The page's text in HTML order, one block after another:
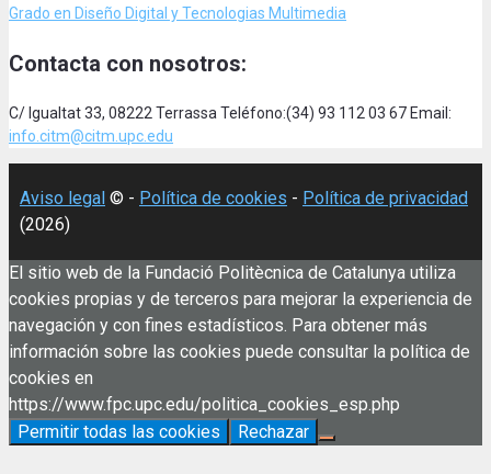
Grado en Diseño Digital y Tecnologias Multimedia
Contacta con nosotros:
C/ Igualtat 33, 08222 Terrassa Teléfono:(34) 93 112 03 67 Email:
info.citm@citm.upc.edu
Aviso legal © - Política de cookies - Política de privacidad
(2026)
El sitio web de la Fundació Politècnica de Catalunya utiliza
cookies propias y de terceros para mejorar la experiencia de
navegación y con fines estadísticos. Para obtener más
información sobre las cookies puede consultar la política de
cookies en
https://www.fpc.upc.edu/politica_cookies_esp.php
Permitir todas las cookies
Rechazar